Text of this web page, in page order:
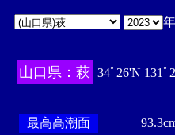
年
山口県：萩 34ﾟ26'N 131ﾟ
最高高潮面